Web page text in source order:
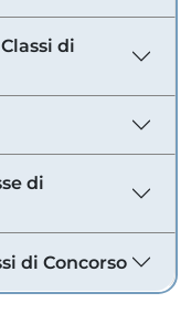
di
di
di Concorso